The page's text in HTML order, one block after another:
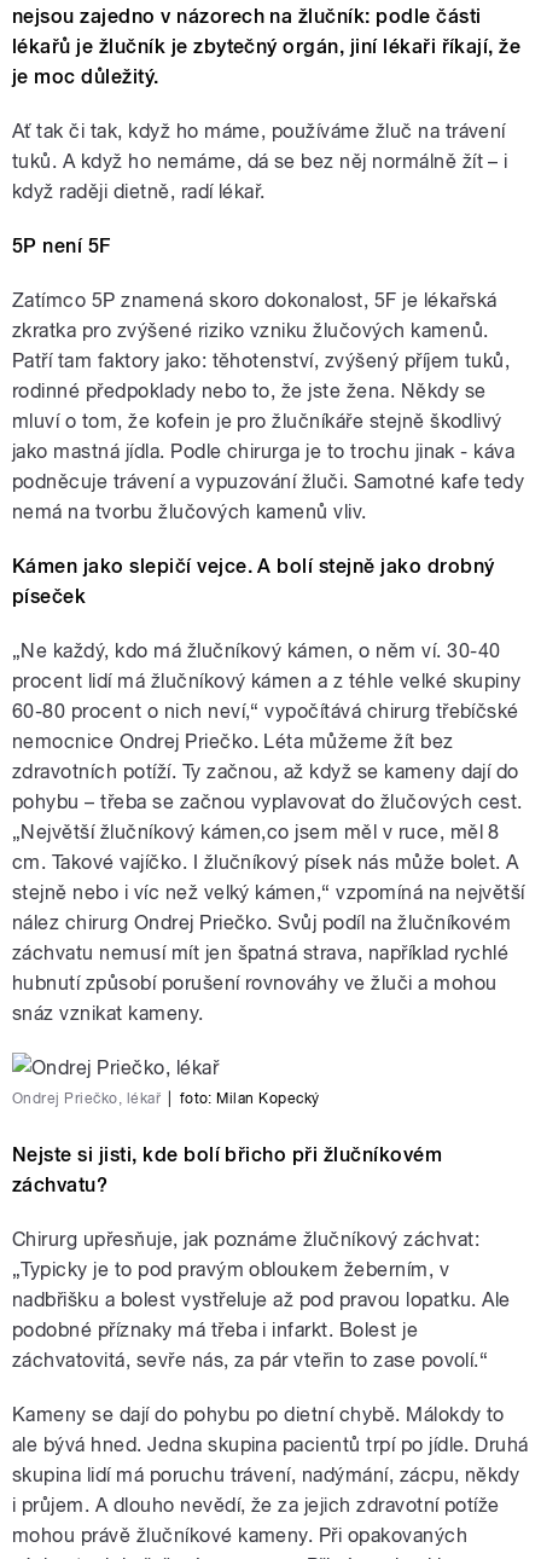
nejsou zajedno v názorech na žlučník: podle části
lékařů je žlučník je zbytečný orgán, jiní lékaři říkají, že
je moc důležitý.
Ať tak či tak, když ho máme, používáme žluč na trávení
tuků. A když ho nemáme, dá se bez něj normálně žít – i
když raději dietně, radí lékař.
5P není 5F
Zatímco 5P znamená skoro dokonalost, 5F je lékařská
zkratka pro zvýšené riziko vzniku žlučových kamenů.
Patří tam faktory jako: těhotenství, zvýšený příjem tuků,
rodinné předpoklady nebo to, že jste žena. Někdy se
mluví o tom, že kofein je pro žlučníkáře stejně škodlivý
jako mastná jídla. Podle chirurga je to trochu jinak - káva
podněcuje trávení a vypuzování žluči. Samotné kafe tedy
nemá na tvorbu žlučových kamenů vliv.
Kámen jako slepičí vejce. A bolí stejně jako drobný
píseček
„Ne každý, kdo má žlučníkový kámen, o něm ví. 30-40
procent lidí má žlučníkový kámen a z téhle velké skupiny
60-80 procent o nich neví,“ vypočítává chirurg třebíčské
nemocnice Ondrej Priečko. Léta můžeme žít bez
zdravotních potíží. Ty začnou, až když se kameny dají do
pohybu – třeba se začnou vyplavovat do žlučových cest.
„Největší žlučníkový kámen,co jsem měl v ruce, měl 8
cm. Takové vajíčko. I žlučníkový písek nás může bolet. A
stejně nebo i víc než velký kámen,“ vzpomíná na největší
nález chirurg Ondrej Priečko. Svůj podíl na žlučníkovém
záchvatu nemusí mít jen špatná strava, například rychlé
hubnutí způsobí porušení rovnováhy ve žluči a mohou
snáz vznikat kameny.
Ondrej Priečko, lékař foto: Milan Kopecký
Nejste si jisti, kde bolí břicho při žlučníkovém
záchvatu?
Chirurg upřesňuje, jak poznáme žlučníkový záchvat:
„Typicky je to pod pravým obloukem žeberním, v
nadbřišku a bolest vystřeluje až pod pravou lopatku. Ale
podobné příznaky má třeba i infarkt. Bolest je
záchvatovitá, sevře nás, za pár vteřin to zase povolí.“
Kameny se dají do pohybu po dietní chybě. Málokdy to
ale bývá hned. Jedna skupina pacientů trpí po jídle. Druhá
skupina lidí má poruchu trávení, nadýmání, zácpu, někdy
i průjem. A dlouho nevědí, že za jejich zdravotní potíže
mohou právě žlučníkové kameny. Při opakovaných